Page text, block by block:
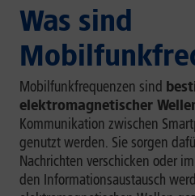
Was sind
Mobilfunkfrequenzen sind
elektromagnetischer
Kommunikation zwischen
genutzt werden. Sie sorgen
Nachrichten verschicken oder
den Informationsaustausch